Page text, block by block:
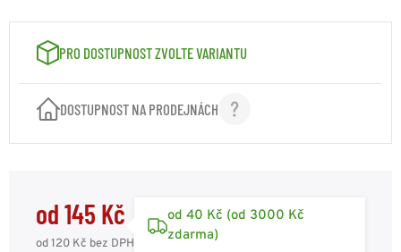
PROVEDENÍ: POUŽITÁ
skladem
PROVEDENÍ: POUŽITÁ
Kód: ST91230121/59
PRO DOSTUPNOST ZVOLTE VARIANTU
DOSTUPNOST NA PRODEJNÁCH
od 145 Kč
od 120 Kč bez DPH
od 40 Kč (od 3000 Kč
zdarma)